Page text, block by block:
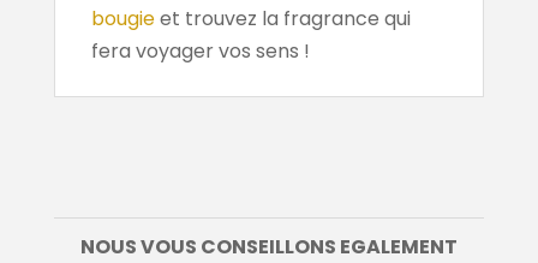
bougieet trouvez la fragrance qui
fera voyager vos sens !
NOUS VOUS CONSEILLONS EGALEMENT